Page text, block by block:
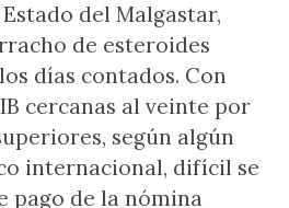
del Malgastar,
de esteroides
días contados. Con
cercanas al veinte por
según algún
internacional, difícil se
pago de la nómina